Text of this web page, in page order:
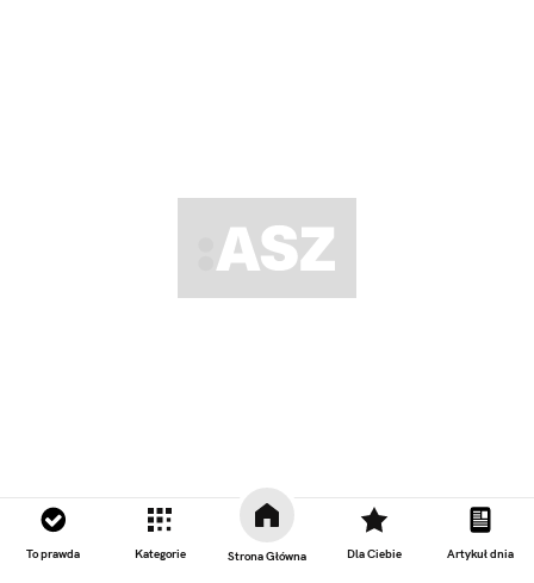
To prawda Kategorie Strona Główna Dla Ciebie Artykuł dnia